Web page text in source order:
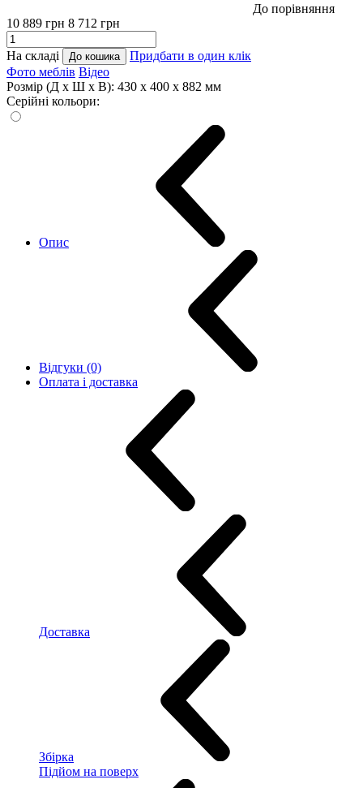
До порівняння
10 889 грн 8 712 грн
На складі До кошика
Придбати в один клік
Фото меблів Відео
Розмір (Д x Ш x В): 430 x 400 x 882 мм
Серійні кольори:
Опис
Відгуки (0)
Оплата і доставка
Доставка
Збірка
Підйом на поверх